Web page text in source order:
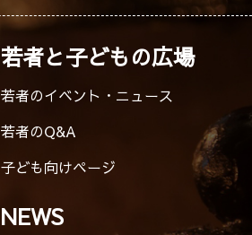
若者と子どもの広場
若者のイベント・ニュース
若者のQ&A
子ども向けページ
NEWS